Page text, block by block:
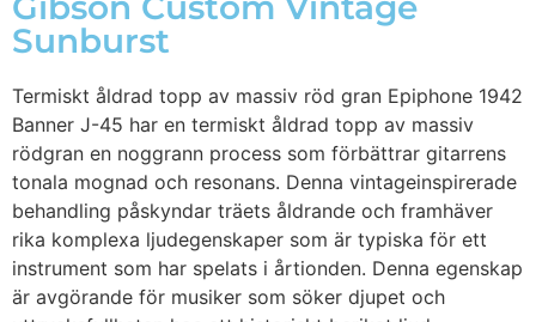
Sunburst
Termiskt åldrad topp av massiv röd gran Epiphone 1942
Banner J-45 har en termiskt åldrad topp av massiv
rödgran en noggrann process som förbättrar gitarrens
tonala mognad och resonans. Denna vintageinspirerade
behandling påskyndar träets åldrande och framhäver
rika komplexa ljudegenskaper som är typiska för ett
instrument som har spelats i årtionden. Denna egenskap
är avgörande för musiker som söker djupet och